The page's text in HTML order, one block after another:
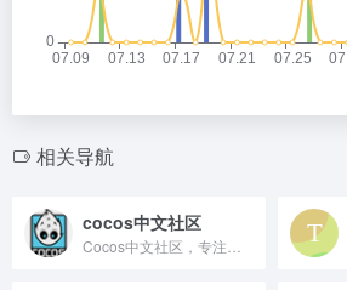
相关导航
cocos中文社区